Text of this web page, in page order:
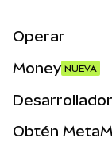
Operar
Activos del
Money NUEVA
Desarrollador
Obtén